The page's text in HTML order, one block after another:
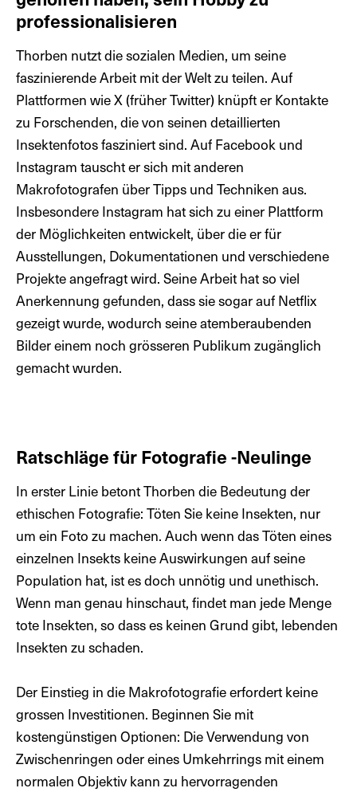
aufgrund der Vergrösserung nur ein winziger Teil des
machen, das gesamte Insekt in einer einzigen
Aufnahme klar zu erfassen. Um dieses Problem zu
lösen, verwenden Fotografen das Focus-Stacking-
Verfahren, bei dem sie mehrere Fotos desselben
Motivs aufnehmen, jedes mit einem anderen
Fokuspunkt, z. B. Augen, Beine und Flügel. Diese
Bilder werden dann mit Hilfe von Software
zusammengefügt, wobei die schärfsten Teile jedes
Bildes kombiniert werden, um ein vollständig
fokussiertes Endbild zu erhalten.
Mit dieser Technik können Fotografen und
Fotografinnen eine unglaubliche Detailgenauigkeit
und Klarheit im gesamten Motiv erzielen, so dass
selbst die kleinsten Merkmale hervorstechen. Für
atemberaubenden, naturgetreuen Details
einzufangen. Das Verfahren steigert nicht nur die
visuelle Wirkung der Bilder, sondern eröffnet auch
neue Möglichkeiten, die faszinierende Welt der
Insekten zu erforschen und zu präsentieren.
Um diesen Inhalt anzuzeigen, müssen die Marketing
und Drittpartei-Cookies akzeptiert werden.
Cookies anpassen
professionalisieren
Thorben nutzt die sozialen Medien, um seine
faszinierende Arbeit mit der Welt zu teilen. Auf
Plattformen wie X (früher Twitter) knüpft er Kontakte
zu Forschenden, die von seinen detaillierten
Insektenfotos fasziniert sind. Auf Facebook und
Instagram tauscht er sich mit anderen
Makrofotografen über Tipps und Techniken aus.
Insbesondere Instagram hat sich zu einer Plattform
der Möglichkeiten entwickelt, über die er für
Ausstellungen, Dokumentationen und verschiedene
Projekte angefragt wird. Seine Arbeit hat so viel
Anerkennung gefunden, dass sie sogar auf Netflix
gezeigt wurde, wodurch seine atemberaubenden
Bilder einem noch grösseren Publikum zugänglich
gemacht wurden.
Ratschläge für Fotografie -Neulinge
In erster Linie betont Thorben die Bedeutung der
ethischen Fotografie: Töten Sie keine Insekten, nur
um ein Foto zu machen. Auch wenn das Töten eines
einzelnen Insekts keine Auswirkungen auf seine
Population hat, ist es doch unnötig und unethisch.
Wenn man genau hinschaut, findet man jede Menge
tote Insekten, so dass es keinen Grund gibt, lebenden
Insekten zu schaden.
Der Einstieg in die Makrofotografie erfordert keine
grossen Investitionen. Beginnen Sie mit
kostengünstigen Optionen: Die Verwendung von
Zwischenringen oder eines Umkehrrings mit einem
normalen Objektiv kann zu hervorragenden